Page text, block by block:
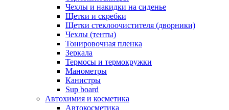
Чехлы и накидки на сиденье
Щетки и скребки
Щетки стеклоочистителя (дворники)
Чехлы (тенты)
Тонировочная пленка
Зеркалa
Термосы и термокружки
Манометры
Канистры
Sup board
Автохимия и косметика
Автокосметика